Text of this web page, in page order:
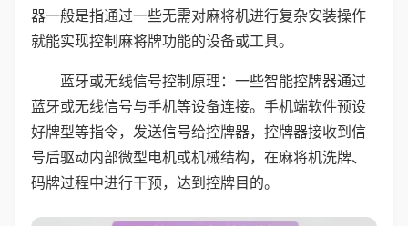
器一般是指通过一些无需对麻将机进行复杂安装操作
就能实现控制麻将牌功能的设备或工具。
蓝牙或无线信号控制原理：一些智能控牌器通过
蓝牙或无线信号与手机等设备连接。手机端软件预设
好牌型等指令，发送信号给控牌器，控牌器接收到信
号后驱动内部微型电机或机械结构，在麻将机洗牌、
码牌过程中进行干预，达到控牌目的。